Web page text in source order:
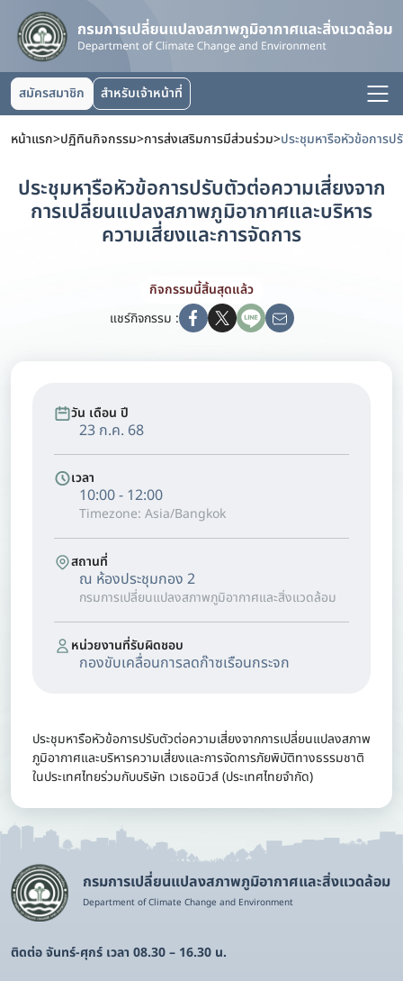
สมัครสมาชิก สำหรับเจ้าหน้าที่
หน้าแรก>ปฏิทินกิจกรรม>การส่งเสริมการมีส่วนร่วม>
ประชุมหารือหัวข้อการปรับตัวต่อความเสี่ยงจาก
การเปลี่ยนแปลงสภาพภูมิอากาศและบริหาร
ความเสี่ยงและการจัดการ
กิจกรรมนี้สิ้นสุดแล้ว
แชร์กิจกรรม :
วัน เดือน ปี
23 ก.ค. 68
เวลา
10:00 - 12:00
Timezone: Asia/Bangkok
สถานที่
ณ ห้องประชุมกอง 2
กรมการเปลี่ยนแปลงสภาพภูมิอากาศและสิ่งแวดล้อม
หน่วยงานที่รับผิดชอบ
กองขับเคลื่อนการลดก๊าซเรือนกระจก
ประชุมหารือหัวข้อการปรับตัวต่อความเสี่ยงจากการเปลี่ยนแปลงสภาพ
ภูมิอากาศและบริหารความเสี่ยงและการจัดการภัยพิบัติทางธรรมชาติ
ในประเทศไทยร่วมกับบริษัท เวเธอนิวส์ (ประเทศไทยจำกัด)
กรมการเปลี่ยนแปลงสภาพภูมิอากาศและสิ่งแวดล้อม
Department of Climate Change and Environment
ติดต่อ จันทร์-ศุกร์ เวลา 08.30 – 16.30 น.